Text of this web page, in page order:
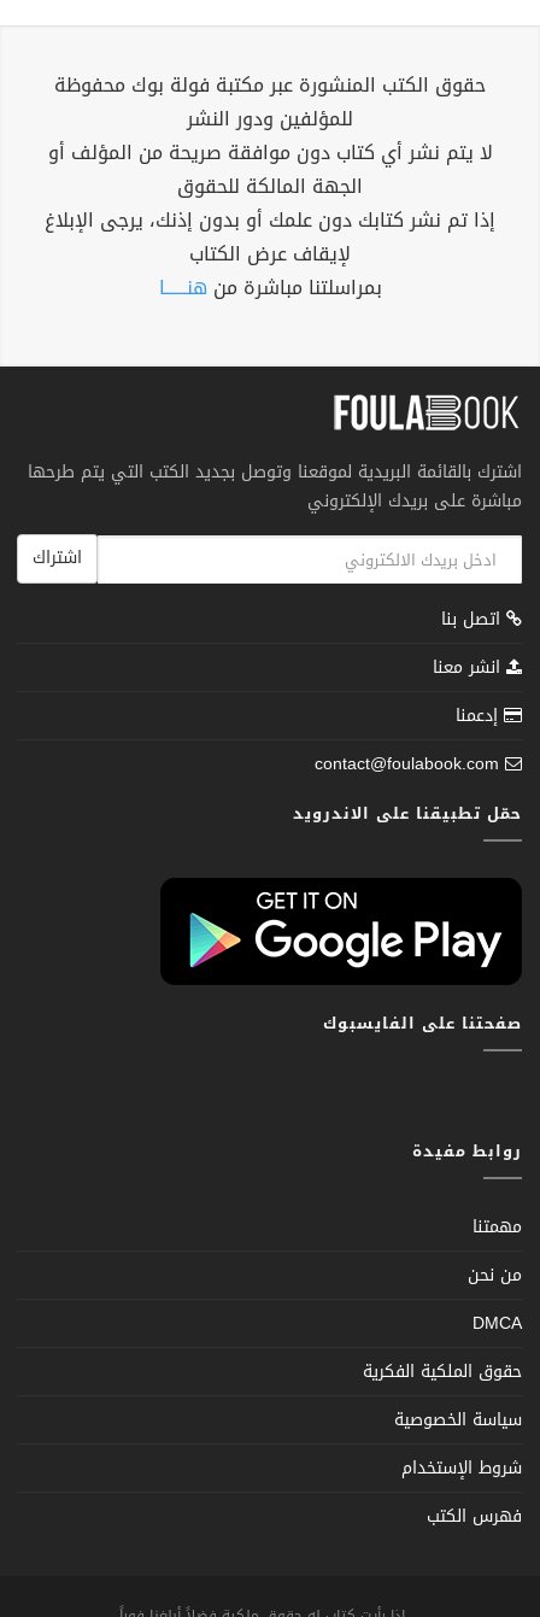
حقوق الكتب المنشورة عبر مكتبة فولة بوك محفوظة
للمؤلفين ودور النشر
لا يتم نشر أي كتاب دون موافقة صريحة من المؤلف أو
الجهة المالكة للحقوق
إذا تم نشر كتابك دون علمك أو بدون إذنك، يرجى الإبلاغ
لإيقاف عرض الكتاب
بمراسلتنا مباشرة من هنــــــا
اشترك بالقائمة البريدية لموقعنا وتوصل بجديد الكتب التي يتم طرحها
مباشرة على بريدك الإلكتروني
اشتراك
اتصل بنا
انشر معنا
إدعمنا
contact@foulabook.com
حمّل تطبيقنا على الاندرويد
صفحتنا على الفايسبوك
روابط مفيدة
مهمتنا
من نحن
DMCA
حقوق الملكية الفكرية
سياسة الخصوصية
شروط الإستخدام
فهرس الكتب